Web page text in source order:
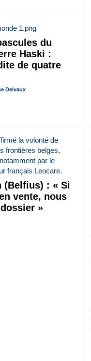
du
Haski :
de quatre
Delvaux
(Belfius) : « Si
vente, nous
»